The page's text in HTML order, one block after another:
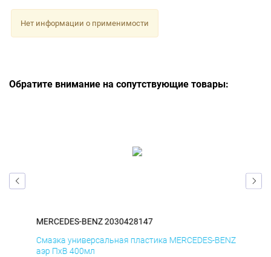
Нет информации о применимости
Обратите внимание на сопутствующие товары:
MERCEDES-BENZ 2030428147
Смазка универсальная пластика MERCEDES-BENZ
аэр ПхВ 400мл